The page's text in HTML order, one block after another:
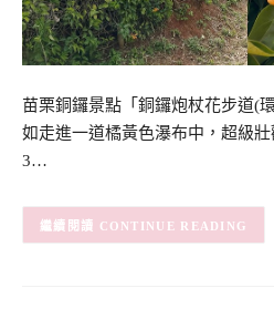
苗栗銅鑼景點「銅鑼炮杖花步道(
如走進一道橘黃色瀑布中，超級
3…
CONTINUE READING